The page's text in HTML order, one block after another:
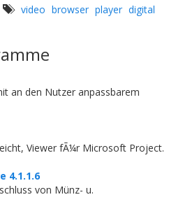
video browser player digital
an den Nutzer anpassbarem
Viewer fÃ¼r Microsoft Project.
4.1.1.6
von Münz- u.